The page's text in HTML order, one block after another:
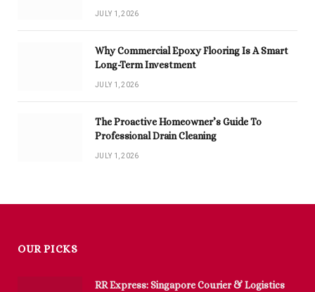
JULY 1, 2026
Why Commercial Epoxy Flooring Is A Smart
Long-Term Investment
JULY 1, 2026
The Proactive Homeowner’s Guide To
Professional Drain Cleaning
JULY 1, 2026
OUR PICKS
RR Express: Singapore Courier & Logistics